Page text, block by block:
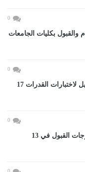
0
طريقة التقدم والقبول بكليات الجامعات
0
تنسيق الجامعات 2026.. إتاحة التسجيل لاختبارات القدرات 17
0
تنسيق الثانوى العام 2027.. اعرف درجات القبول في 13